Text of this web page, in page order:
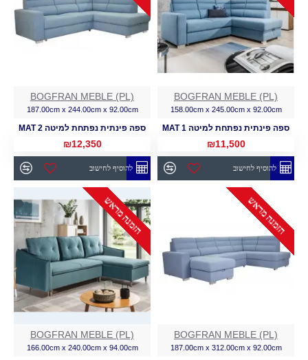
BOGFRAN MEBLE (PL)
158.00cm x 245.00cm x 92.00cm
ספה פינתית נפתחת למיטה MAT 1
₪11,500
להוסיף לחישוב
BOGFRAN MEBLE (PL)
187.00cm x 244.00cm x 92.00cm
ספה פינתית נפתחת למיטה MAT 2
₪12,350
להוסיף לחישוב
הזמנה מראש
BOGFRAN MEBLE (PL)
187.00cm x 312.00cm x 92.00cm
הזמנה מראש
BOGFRAN MEBLE (PL)
166.00cm x 240.00cm x 94.00cm